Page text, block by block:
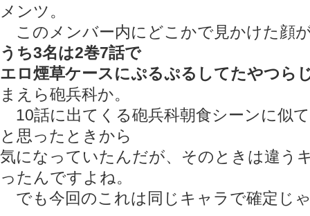
メンツ。
このメンバー内にどこかで見かけた顔
うち3名は2巻7話で
エロ煙草ケースにぷるぷるしてたやつら
まえら砲兵科か。
10話に出てくる砲兵科朝食シーンに似
と思ったときから
気になっていたんだが、そのときは違う
ったんですよね。
でも今回のこれは同じキャラで確定じ